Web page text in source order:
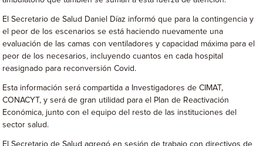
El Secretario de Salud Daniel Díaz informó que para la contingencia y
el peor de los escenarios se está haciendo nuevamente una
evaluación de las camas con ventiladores y capacidad máxima para el
peor de los necesarios, incluyendo cuantos en cada hospital
reasignado para reconversión Covid.
Esta información será compartida a Investigadores de CIMAT,
CONACYT, y será de gran utilidad para el Plan de Reactivación
Económica, junto con el equipo del resto de las instituciones del
sector salud.
El Secretario de Salud agregó en sesión de trabajo con directivos de